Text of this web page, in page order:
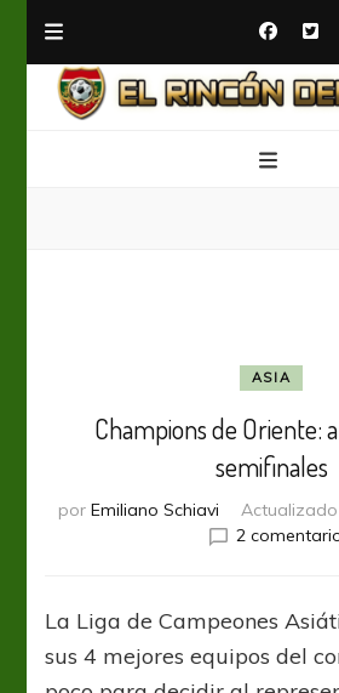
ASIA
Champions de Oriente:
semifinales
por Emiliano Schiavi
2
La Liga de Campeones
sus 4 mejores equipos del